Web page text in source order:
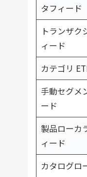
タフィード
トランザク
ィード
カテゴリ
手動セグメ
ード
製品ローカ
ィード
カタログロ